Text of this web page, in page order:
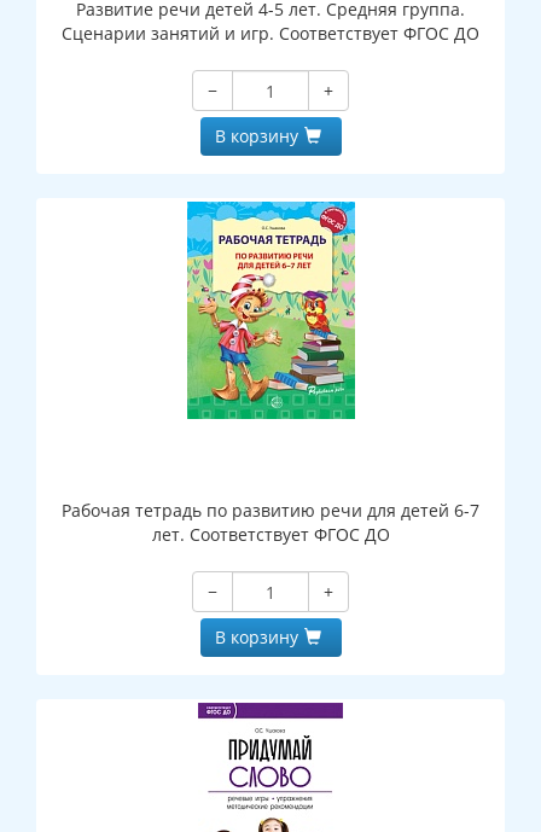
Развитие речи детей 4-5 лет. Средняя группа.
Сценарии занятий и игр. Соответствует ФГОС ДО
−
+
В корзину
Рабочая тетрадь по развитию речи для детей 6-7
лет. Соответствует ФГОС ДО
−
+
В корзину